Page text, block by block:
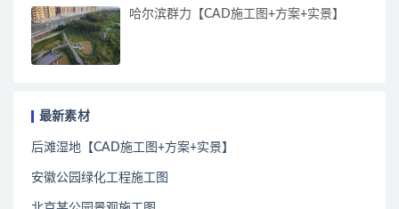
哈尔滨群力【CAD施工图+方案+实景】
最新素材
后滩湿地【CAD施工图+方案+实景】
安徽公园绿化工程施工图